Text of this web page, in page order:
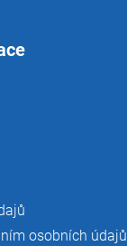
osobních údajů